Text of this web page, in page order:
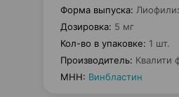
Форма выпуска:
Дозировка: 5 мг
Кол-во в упаковке: 1 шт.
Производитель: Квалити
МНН: Винбластин